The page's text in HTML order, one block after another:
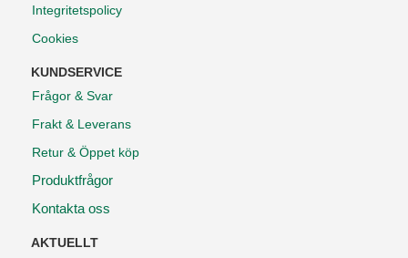
Integritetspolicy
Cookies
KUNDSERVICE
Frågor & Svar
Frakt & Leverans
Retur & Öppet köp
Produktfrågor
Kontakta oss
AKTUELLT